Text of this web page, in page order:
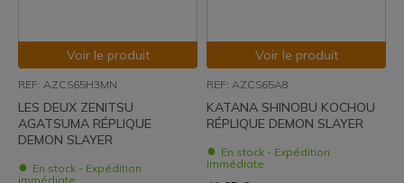
Voir le produit
REF: AZCS65H3MN
LES DEUX ZENITSU
AGATSUMA RÉPLIQUE
DEMON SLAYER
En stock - Expédition
immédiate
Voir le produit
REF: AZCS65A8
KATANA SHINOBU KOCHOU
RÉPLIQUE DEMON SLAYER
En stock - Expédition
immédiate